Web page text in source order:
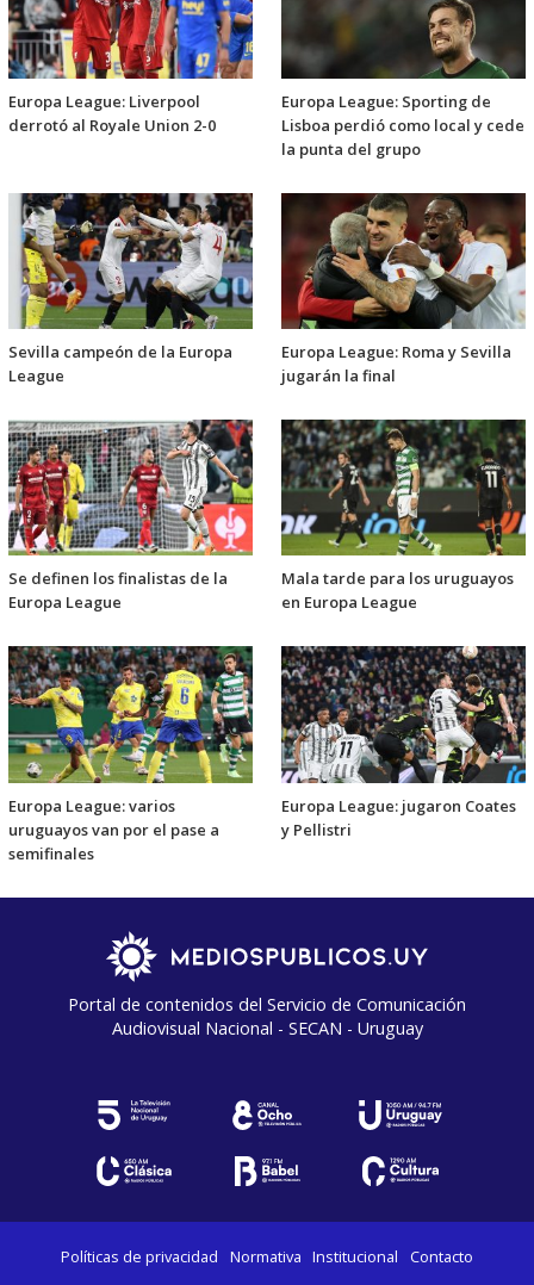
Europa League: Liverpool
derrotó al Royale Union 2-0
Europa League: Sporting de
Lisboa perdió como local y cede
la punta del grupo
Sevilla campeón de la Europa
League
Europa League: Roma y Sevilla
jugarán la final
Se definen los finalistas de la
Europa League
Mala tarde para los uruguayos
en Europa League
Europa League: varios
uruguayos van por el pase a
semifinales
Europa League: jugaron Coates
y Pellistri
Portal de contenidos del Servicio de Comunicación
Audiovisual Nacional - SECAN - Uruguay
Políticas de privacidad Normativa Institucional Contacto